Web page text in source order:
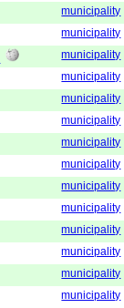
municipality
municipality
municipality
municipality
municipality
municipality
municipality
municipality
municipality
municipality
municipality
municipality
municipality
municipality